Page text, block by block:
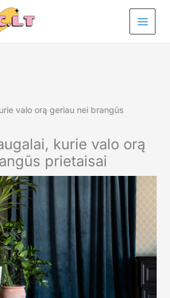
valo orą geriau nei brangūs
kurie valo orą
prietaisai